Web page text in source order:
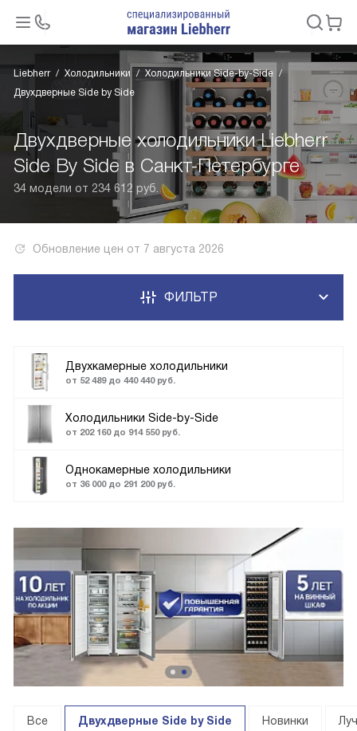
Liebherr Холодильники
Холодильники Side-by-Side
Двухдверные Side by Side
Двухдверные холодильники Liebherr
Side By Side в Санкт-Петербурге
34 модели от 234 612 руб.
Обновление цен от 7 августа 2026
Двухкамерные холодильники
от 52 489 до 440 440 руб.
Холодильники Side-by-Side
от 202 160 до 914 550 руб.
Однокамерные холодильники
от 36 000 до 291 200 руб.
ФИЛЬТР
Все Двухдверные Side by Side Новинки